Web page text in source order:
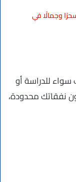
وجمالًا في
سواء للدراسة أو
نفقاتك محدودة،